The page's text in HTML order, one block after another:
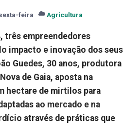
feira Agricultura
três empreendedores
impacto e inovação dos seus
Guedes, 30 anos, produtora
de Gaia, aposta na
hectare de mirtilos para
ao mercado e na
através de práticas que